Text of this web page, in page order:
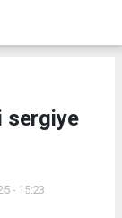
sergiye
- 15:23